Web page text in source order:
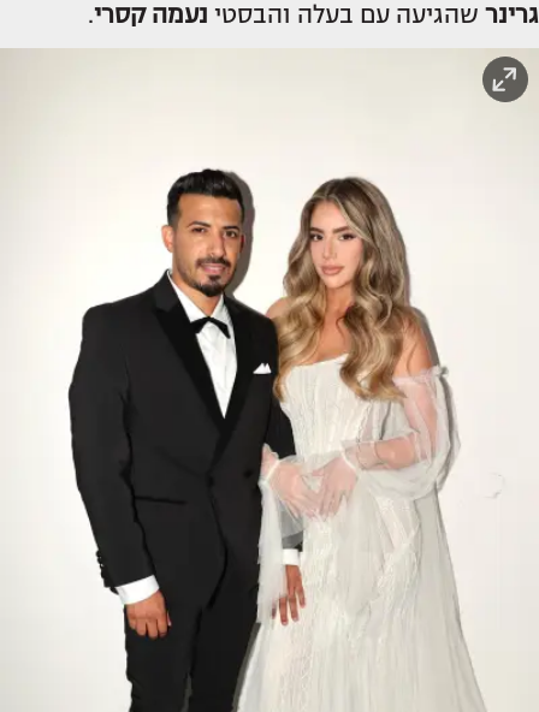
גרינר שהגיעה עם בעלה והבסטי נעמה קסרי.